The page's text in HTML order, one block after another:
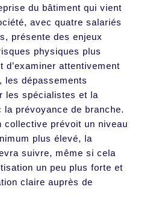
du bâtiment qui vient
avec quatre salariés
présente des enjeux
physiques plus
d’examiner attentivement
les dépassements
les spécialistes et la
la prévoyance de branche.
collective prévoit un niveau
plus élevé, la
suivre, même si cela
un peu plus forte et
claire auprès de